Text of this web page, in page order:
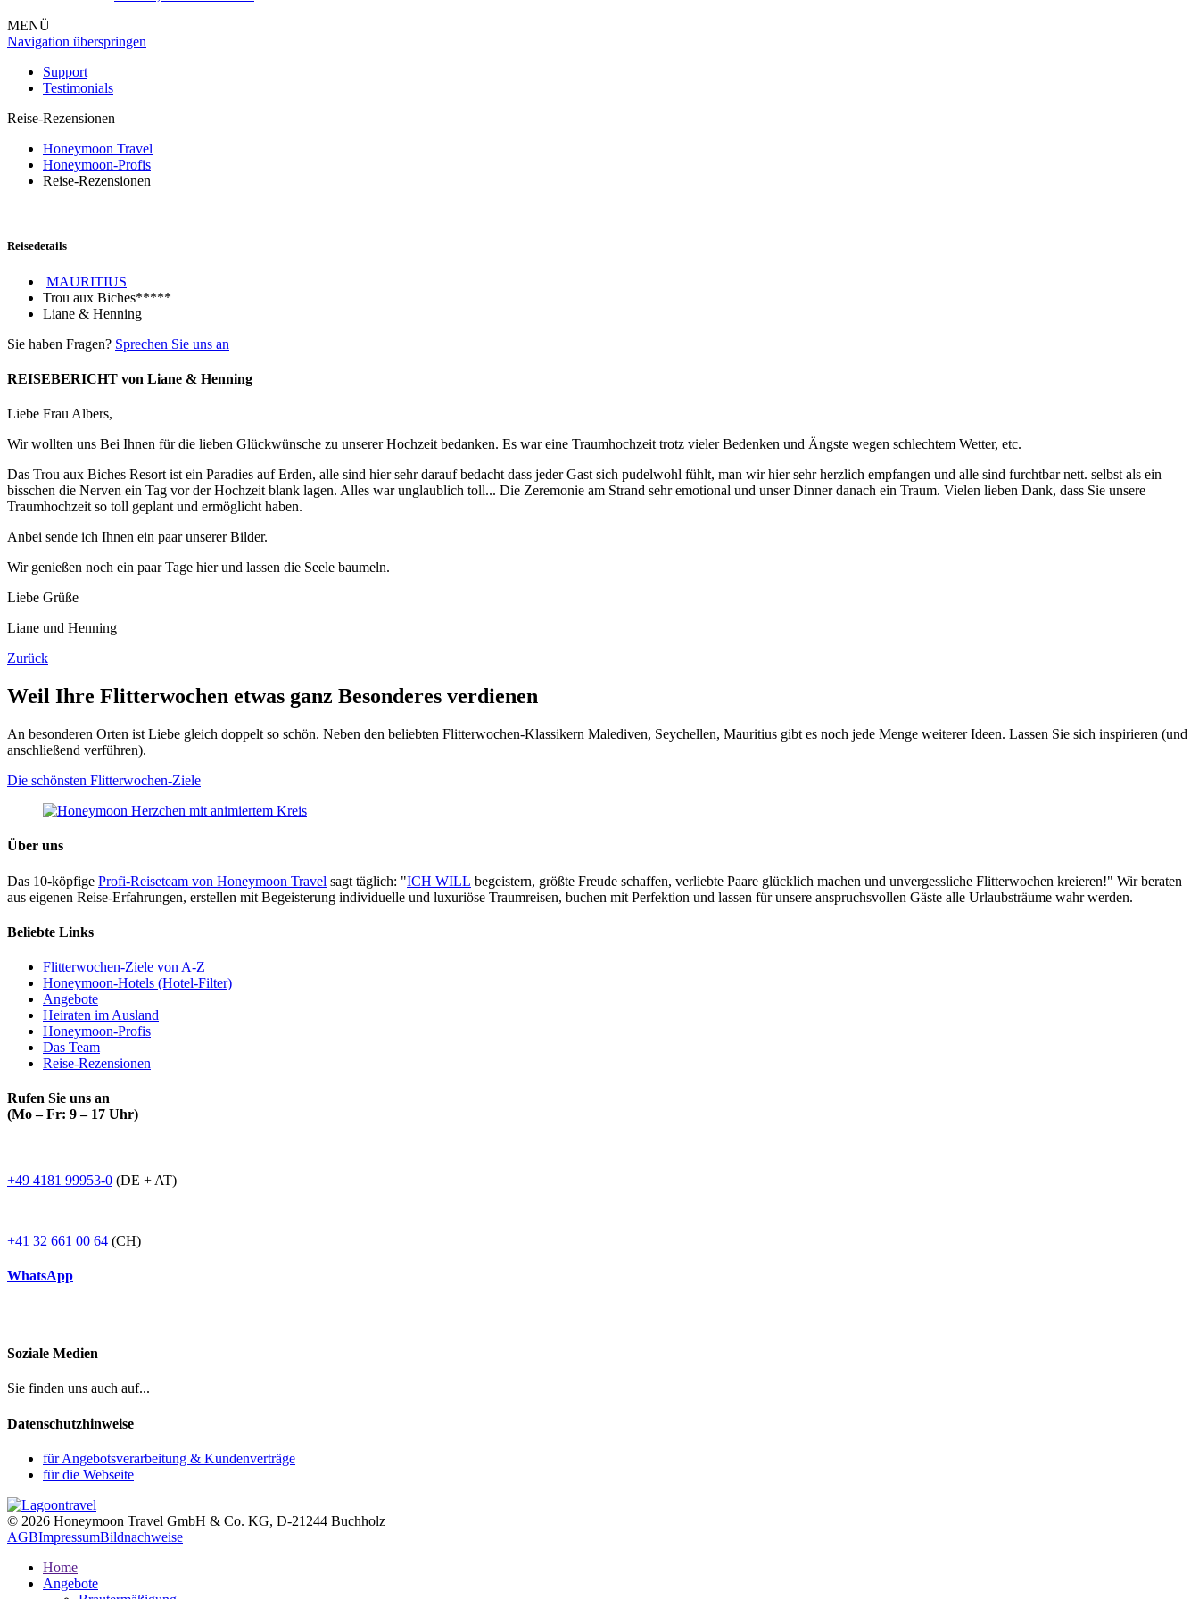
MENÜ
Navigation überspringen
Support
Testimonials
Reise-Rezensionen
Honeymoon Travel
Honeymoon-Profis
Reise-Rezensionen
Reisedetails
MAURITIUS
Trou aux Biches*****
Liane & Henning
Sie haben Fragen? Sprechen Sie uns an
REISEBERICHT von Liane & Henning
Liebe Frau Albers,
Wir wollten uns Bei Ihnen für die lieben Glückwünsche zu unserer Hochzeit bedanken. Es war eine Traumhochzeit trotz vieler Bedenken und Ängste wegen schlechtem Wetter, etc.
Das Trou aux Biches Resort ist ein Paradies auf Erden, alle sind hier sehr darauf bedacht dass jeder Gast sich pudelwohl fühlt, man wir hier sehr herzlich empfangen und alle sind furchtbar nett. selbst als ein
bisschen die Nerven ein Tag vor der Hochzeit blank lagen. Alles war unglaublich toll... Die Zeremonie am Strand sehr emotional und unser Dinner danach ein Traum. Vielen lieben Dank, dass Sie unsere
Traumhochzeit so toll geplant und ermöglicht haben.
Anbei sende ich Ihnen ein paar unserer Bilder.
Wir genießen noch ein paar Tage hier und lassen die Seele baumeln.
Liebe Grüße
Liane und Henning
Zurück
Weil Ihre Flitterwochen etwas ganz Besonderes verdienen
An besonderen Orten ist Liebe gleich doppelt so schön. Neben den beliebten Flitterwochen-Klassikern Malediven, Seychellen, Mauritius gibt es noch jede Menge weiterer Ideen. Lassen Sie sich inspirieren (und
anschließend verführen).
Die schönsten Flitterwochen-Ziele
Über uns
Das 10-köpfige Profi-Reiseteam von Honeymoon Travel sagt täglich: "ICH WILL begeistern, größte Freude schaffen, verliebte Paare glücklich machen und unvergessliche Flitterwochen kreieren!" Wir beraten
aus eigenen Reise-Erfahrungen, erstellen mit Begeisterung individuelle und luxuriöse Traumreisen, buchen mit Perfektion und lassen für unsere anspruchsvollen Gäste alle Urlaubsträume wahr werden.
Beliebte Links
Flitterwochen-Ziele von A-Z
Honeymoon-Hotels (Hotel-Filter)
Angebote
Heiraten im Ausland
Honeymoon-Profis
Das Team
Reise-Rezensionen
Rufen Sie uns an
(Mo – Fr: 9 – 17 Uhr)
+49 4181 99953-0 (DE + AT)
+41 32 661 00 64 (CH)
WhatsApp
Soziale Medien
Sie finden uns auch auf...
Datenschutzhinweise
für Angebotsverarbeitung & Kundenverträge
für die Webseite
© 2026 Honeymoon Travel GmbH & Co. KG, D-21244 Buchholz
AGBImpressumBildnachweise
Home
Angebote